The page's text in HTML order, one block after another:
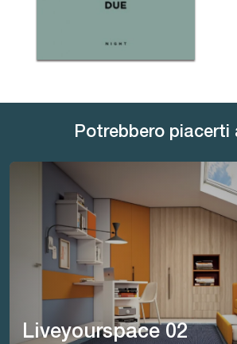
Potrebbero piacerti
Liveyourspace 02